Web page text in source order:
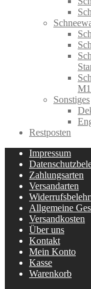
Sonstiges
Restposten
Impressum
Zahlungsarten
Versandarten
Allgemeine
Versandkosten
Über uns
Kontakt
Mein Konto
Kasse
Warenkorb